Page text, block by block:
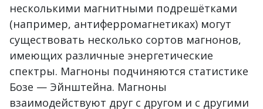
несколькими магнитными подрешётками
(например, антиферромагнетиках) могут
существовать несколько сортов магнонов,
имеющих различные энергетические
спектры. Магноны подчиняются статистике
Бозе — Эйнштейна. Магноны
взаимодействуют друг с другом и с другими